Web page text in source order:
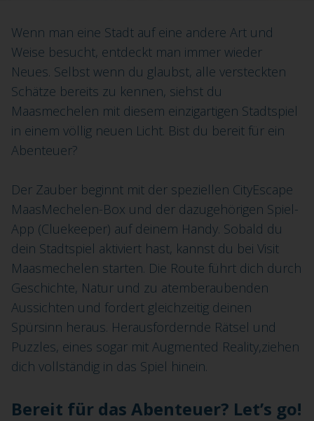
Wenn man eine Stadt auf eine andere Art und
Weise besucht, entdeckt man immer wieder
Neues. Selbst wenn du glaubst, alle versteckten
Schätze bereits zu kennen, siehst du
Maasmechelen mit diesem einzigartigen Stadtspiel
in einem völlig neuen Licht. Bist du bereit für ein
Abenteuer?
Der Zauber beginnt mit der speziellen CityEscape
MaasMechelen-Box und der dazugehörigen Spiel-
App (Cluekeeper) auf deinem Handy. Sobald du
dein Stadtspiel aktiviert hast, kannst du bei Visit
Maasmechelen starten. Die Route führt dich durch
Geschichte, Natur und zu atemberaubenden
Aussichten und fordert gleichzeitig deinen
Spürsinn heraus. Herausfordernde Rätsel und
Puzzles, eines sogar mit Augmented Reality,ziehen
dich vollständig in das Spiel hinein.
Bereit für das Abenteuer? Let’s go!